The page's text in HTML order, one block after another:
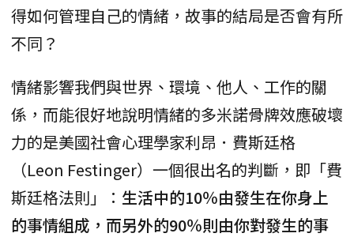
得如何管理自己的情緒，故事的結局是否會有所
不同？
情緒影響我們與世界、環境、他人、工作的關
係，而能很好地說明情緒的多米諾骨牌效應破壞
力的是美國社會心理學家利昂．費斯廷格
（Leon Festinger）一個很出名的判斷，即「費
斯廷格法則」： 生活中的10％由發生在你身上
的事情組成，而另外的90％則由你對發生的事